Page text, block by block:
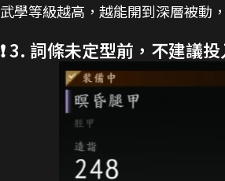
武學等級越高，越能開到深層被動
❗ 3. 詞條未定型前，不建議